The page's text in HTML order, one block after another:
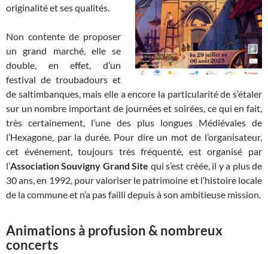
originalité et ses qualités.
Non contente de proposer
un grand marché, elle se
double, en effet, d’un
festival de troubadours et
de saltimbanques, mais elle a encore la particularité de s’étaler
sur un nombre important de journées et soirées, ce qui en fait,
très certainement, l’une des plus longues Médiévales de
l’Hexagone, par la durée. Pour dire un mot de l’organisateur,
cet événement, toujours très fréquenté, est organisé par
l’Association Souvigny Grand Site qui s’est créée, il y a plus de
30 ans, en 1992, pour valoriser le patrimoine et l’histoire locale
de la commune et n’a pas failli depuis à son ambitieuse mission.
Animations à profusion & nombreux
concerts